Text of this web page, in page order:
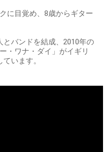
に目覚め、8歳からギター
バンドを結成、2010年の
・ワナ・ダイ」がイギリ
います。